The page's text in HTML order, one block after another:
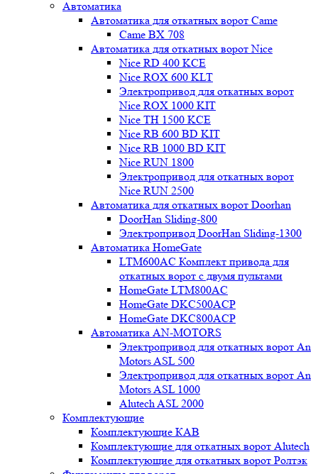
Автоматика
Автоматика для откатных ворот Came
Came BX 708
Автоматика для откатных ворот Nice
Nice RD 400 KCE
Nice ROX 600 KLT
Электропривод для откатных ворот
Nice ROX 1000 KIT
Nice TH 1500 KCE
Nice RB 600 BD KIT
Nice RB 1000 BD KIT
Nice RUN 1800
Электропривод для откатных ворот
Nice RUN 2500
Автоматика для откатных ворот Doorhan
DoorHan Sliding-800
Электропривод DoorHan Sliding-1300
Автоматика HomeGate
LTM600AC Комплект привода для
откатных ворот с двумя пультами
HomeGate LTM800AC
HomeGate DKC500ACP
HomeGate DKC800ACP
Автоматика AN-MOTORS
Электропривод для откатных ворот An
Motors ASL 500
Электропривод для откатных ворот An
Motors ASL 1000
Alutech ASL 2000
Комплектующие
Комплектующие КАВ
Комплектующие для откатных ворот Alutech
Комплектующие для откатных ворот Ролтэк